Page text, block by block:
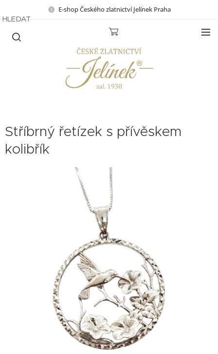
E-shop Českého zlatnictví Jelínek Praha
HLEDAT
Stříbrný řetízek s přívěskem
kolibřík